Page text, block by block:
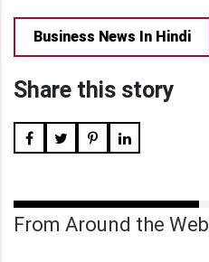
Business News In Hindi
Share this story
From Around the Web